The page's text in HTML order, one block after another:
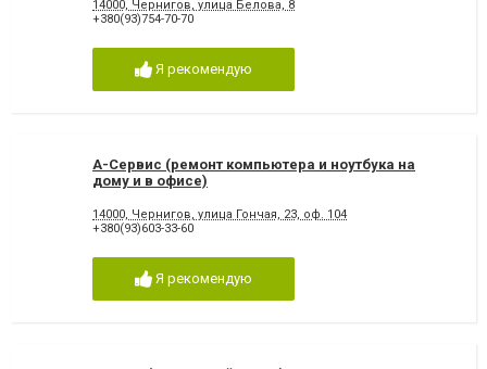
14000, Чернигов, улица Белова, 8
+380(93)754-70-70
Я рекомендую
А-Сервис (ремонт компьютера и ноутбука на
дому и в офисе)
14000, Чернигов, улица Гончая, 23, оф. 104
+380(93)603-33-60
Я рекомендую